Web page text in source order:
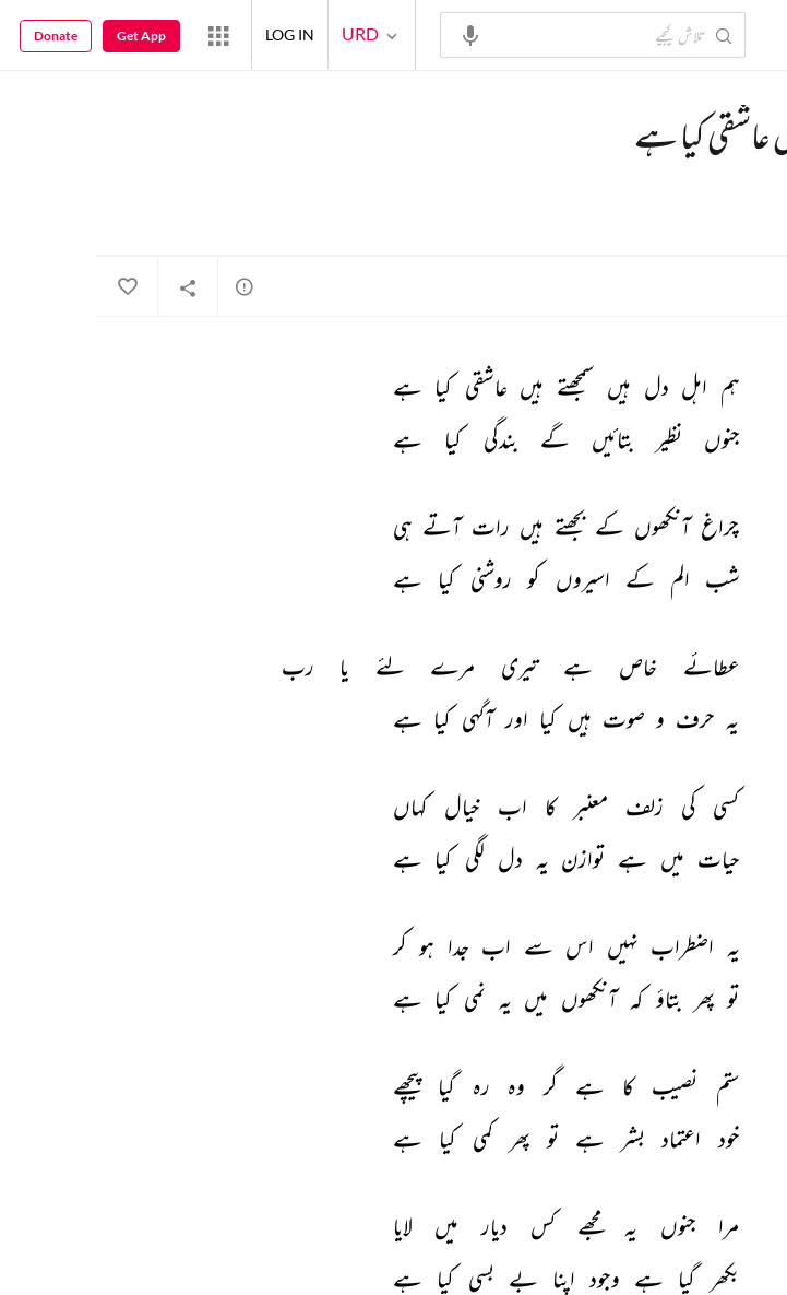
عاشقی کیا ہے
ہم اہل دل ہیں سمجھتے ہیں عاشقی کیا ہے
جنوں
نظیر بتائیں گے بندگی کیا ہے
چراغ آنکھوں کے بجھتے ہیں رات آتے ہی
شب الم کے اسیروں کو روشنی کیا ہے
عطائے خاص ہے تیری مرے لئے یا
رب
یہ حرف و صوت ہیں کیا اور آگہی کیا ہے
کسی کی زلف معنبر کا اب خیال کہاں
حیات میں ہے توازن یہ دل لگی کیا ہے
یہ اضطراب نہیں اس سے اب جدا ہو کر
تو پھر بتاؤ کہ آنکھوں میں یہ نمی کیا ہے
ستم نصیب کا ہے گر وہ رہ گیا
پیچھے
خود اعتماد بشر ہے تو پھر کمی کیا ہے
مرا جنوں یہ مجھے کس دیار میں
لایا
بکھر گیا ہے وجود اپنا بے بسی کیا ہے
URD
LOG IN
Get App
Donate